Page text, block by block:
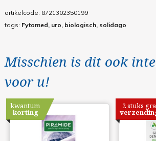
artikelcode: 8721302350199
tags: Fytomed, uro, biologisch, solidago
Misschien is dit ook
voor u!
kwantum
korting
2 stuks